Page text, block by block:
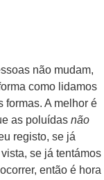
não mudam,
como lidamos
formas. A melhor é
as poluídas não
registo, se já
se já tentámos
então é hora